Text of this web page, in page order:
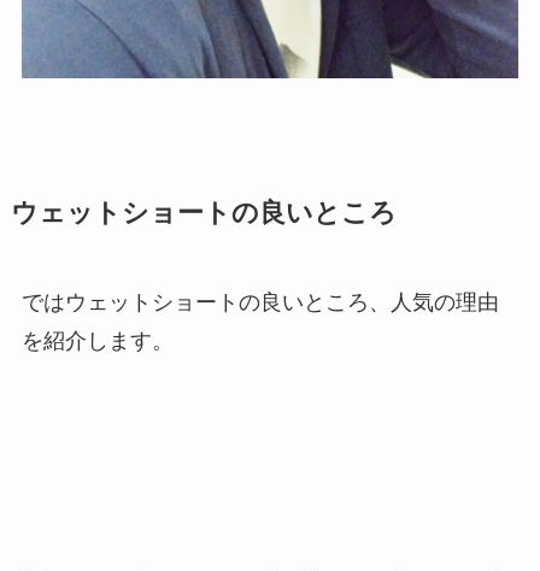
ウェットショートの良いところ
ではウェットショートの良いところ、人気の理由
を紹介します。